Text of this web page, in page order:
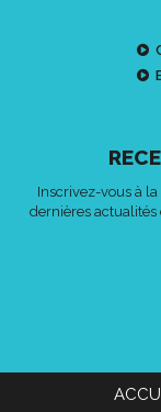
Inscrivez-vous à
dernières actualités